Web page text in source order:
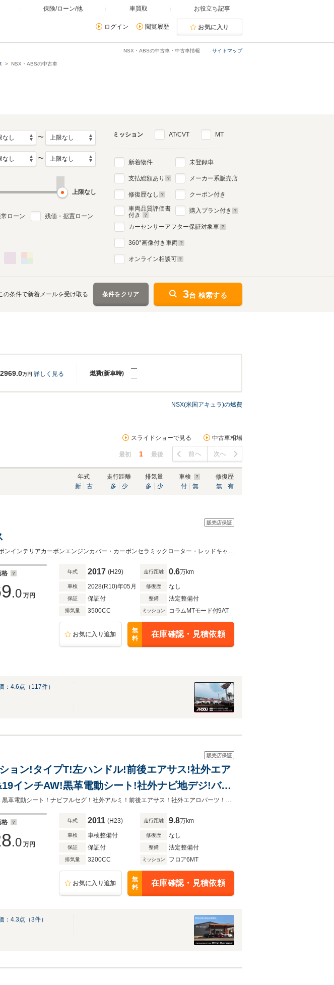
保険/ローン/他 車買取 お役立ち記事
ログイン 閲覧履歴 お気に入り
サイトマップ
NSX・ABSの中古車・中古車情報
NSX・ABSの中古車
〜
〜
上限なし
ローン 残価・据置ローン
ミッション AT/CVT MT
新着物件
支払総額あり
修復歴なし
車両品質評価書
付き
未登録車
メーカー系販売店
クーポン付き
購入プラン付き
カーセンサーアフター保証対象車
360°画像付き車両
オンライン相談可
の条件で新着メールを受け取る 条件をクリア 3台 検索する
燃費(新車時)
2969.0万円 詳しく見る
---
---
NSX(米国アキュラ)の燃費
スライドショーで見る 中古車相場
最初 1 最後 前へ 次へ
年式
新
古
走行距離
多
少
排気量
多
少
車検
付
無
修復歴
無
有
販売店保証
アーティシャンスピリッツエアロ・カーボンインテリアカーボンエンジンカバー・カーボンセラミックローター・レッドキャリパー・カーボンディフューザー
格
.0 万円
年式 2017 (H29) 走行距離 0.6万km
車検 2028(R10)年05月 修復歴 なし
保証 保証付 整備 法定整備付
排気量 3500CC ミッション コラムMTモード付9AT
お気に入り追加
無
料
在庫確認・見積依頼
： 4.6点（ 117件）
販売店保証
ョン!タイプT!左ハンドル!前後エアサス!社外エア
インチAW!黒革電動シート!社外ナビ地デジ!バッ
希少モデルアキュラ！6速MT！タルガT！黒革電動シート！ナビフルセグ！社外アルミ！前後エアサス！社外エアロパーツ！デジタルインナーミラー！可変バルブ！ETC！
格
.0 万円
年式 2011 (H23) 走行距離 9.8万km
車検 車検整備付 修復歴 なし
保証 保証付 整備 法定整備付
排気量 3200CC ミッション フロア6MT
お気に入り追加
無
料
在庫確認・見積依頼
： 4.3点（3件）